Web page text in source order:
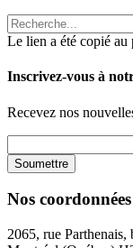
Le lien a été copié au
Inscrivez-vous à
Recevez nos
Nos coordonnées
2065, rue Parthenais,